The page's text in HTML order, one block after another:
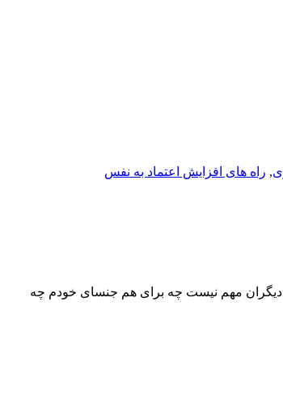
, راه های افزایش اعتماد به نفس
دیگران مهم نیست چه برای هم جنسای خودم چه